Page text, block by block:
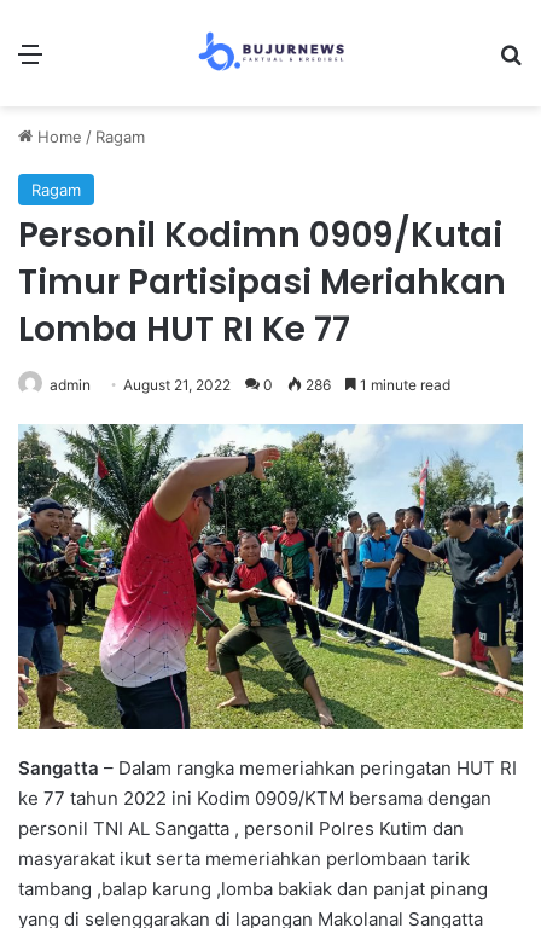
Home / Ragam
Ragam
Personil Kodimn 0909/Kutai
Timur Partisipasi Meriahkan
Lomba HUT RI Ke 77
admin August 21, 2022 0 286 1 minute read
Sangatta – Dalam rangka memeriahkan peringatan HUT RI
ke 77 tahun 2022 ini Kodim 0909/KTM bersama dengan
personil TNI AL Sangatta , personil Polres Kutim dan
masyarakat ikut serta memeriahkan perlombaan tarik
tambang ,balap karung ,lomba bakiak dan panjat pinang
yang di selenggarakan di lapangan Makolanal Sangatta